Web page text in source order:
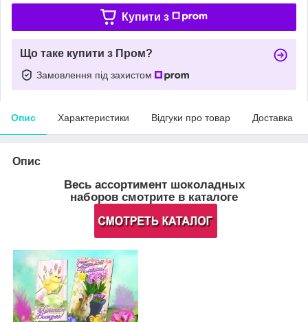
Купити з
Що таке купити з Пром?
Замовлення під захистом
Опис Характеристики Відгуки про товар Доставка
Опис
Весь ассортимент шоколадных
наборов смотрите в каталоге